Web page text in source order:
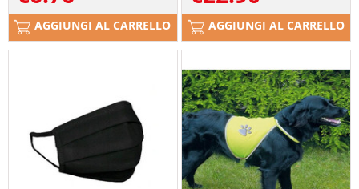
AGGIUNGI AL CARRELLO AGGIUNGI AL CARRELLO